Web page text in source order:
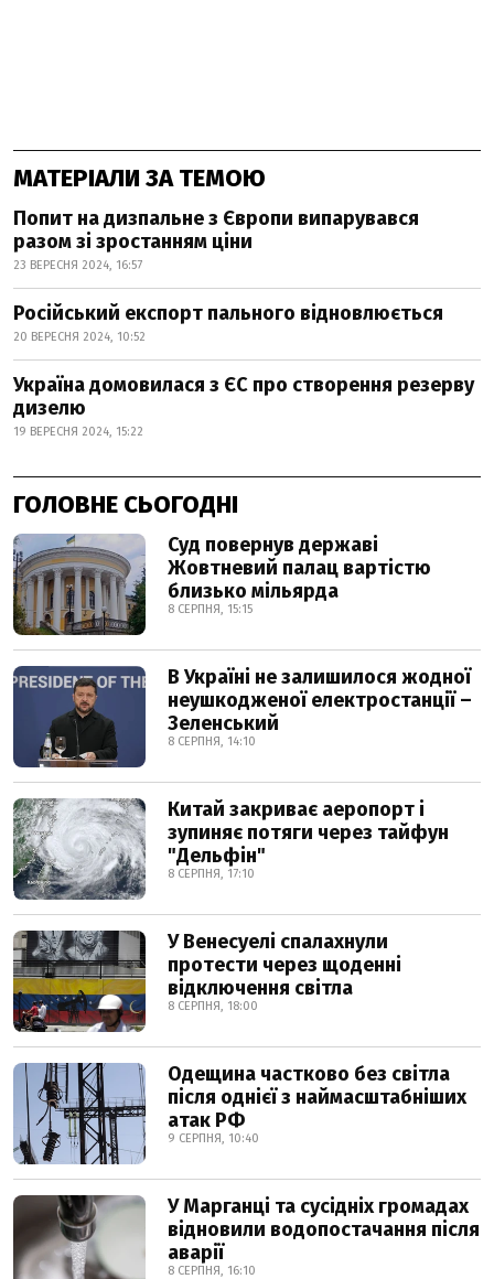
МАТЕРІАЛИ ЗА ТЕМОЮ
Попит на дизпальне з Європи випарувався
разом зі зростанням ціни
23 ВЕРЕСНЯ 2024, 16:57
Російський експорт пального відновлюється
20 ВЕРЕСНЯ 2024, 10:52
Україна домовилася з ЄС про створення резерву
дизелю
19 ВЕРЕСНЯ 2024, 15:22
ГОЛОВНЕ СЬОГОДНІ
Суд повернув державі
Жовтневий палац вартістю
близько мільярда
8 СЕРПНЯ, 15:15
В Україні не залишилося жодної
неушкодженої електростанції –
Зеленський
8 СЕРПНЯ, 14:10
Китай закриває аеропорт і
зупиняє потяги через тайфун
"Дельфін"
8 СЕРПНЯ, 17:10
У Венесуелі спалахнули
протести через щоденні
відключення світла
8 СЕРПНЯ, 18:00
Одещина частково без світла
після однієї з наймасштабніших
атак РФ
9 СЕРПНЯ, 10:40
У Марганці та сусідніх громадах
відновили водопостачання після
аварії
8 СЕРПНЯ, 16:10